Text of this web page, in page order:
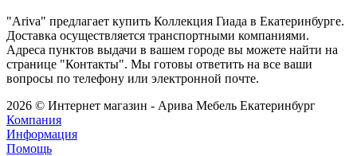
"Ariva" предлагает купить Коллекция Гиада в Екатеринбурге.
Доставка осуществляется транспортными компаниями.
Адреса пунктов выдачи в вашем городе вы можете найти на
странице "Контакты". Мы готовы ответить на все ваши
вопросы по телефону или электронной почте.
2026 © Интернет магазин - Арива Мебель Екатеринбург
Компания
Информация
Помощь